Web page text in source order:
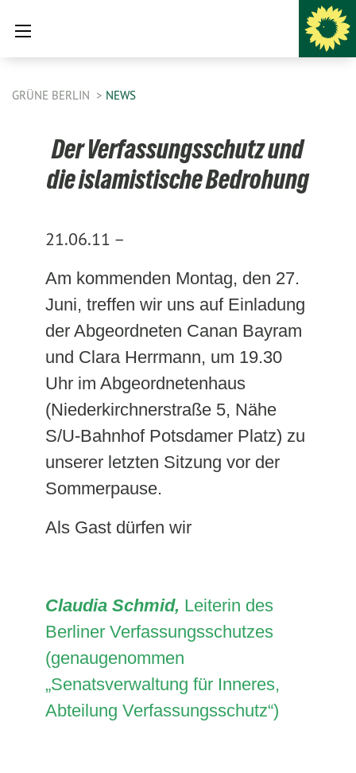
GRÜNE BERLIN NEWS
Der Verfassungsschutz und
die islamistische Bedrohung
21.06.11 –
Am kommenden Montag, den 27.
Juni, treffen wir uns auf Einladung
der Abgeordneten Canan Bayram
und Clara Herrmann, um 19.30
Uhr im Abgeordnetenhaus
(Niederkirchnerstraße 5, Nähe
S/U-Bahnhof Potsdamer Platz) zu
unserer letzten Sitzung vor der
Sommerpause.
Als Gast dürfen wir
Claudia Schmid, Leiterin des
Berliner Verfassungsschutzes
(genaugenommen
„Senatsverwaltung für Inneres,
Abteilung Verfassungsschutz“)